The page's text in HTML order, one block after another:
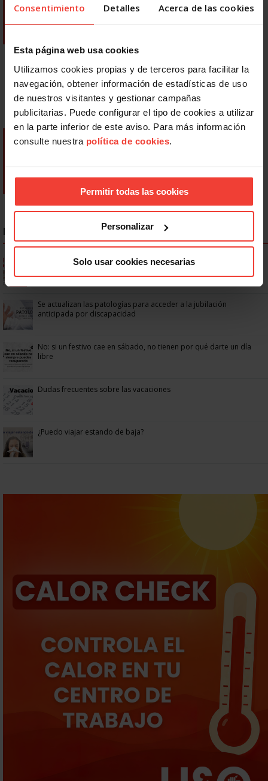
Consentimiento Detalles Acerca de las cookies
Esta página web usa cookies
Utilizamos cookies propias y de terceros para facilitar la
navegación, obtener información de estadísticas de uso
de nuestros visitantes y gestionar campañas
publicitarias. Puede configurar el tipo de cookies a utilizar
en la parte inferior de este aviso. Para más información
consulte nuestra política de cookies.
Permitir todas las cookies
Personalizar
Solo usar cookies necesarias
NOTICIAS MÁS LEÍDAS
Ya os podéis descargar la app de USO
Se actualizan las patologías para acceder a la jubilación
anticipada por discapacidad
No: si un festivo cae en sábado, no tienen por qué darte un día
libre
Dudas frecuentes sobre las vacaciones
¿Puedo viajar estando de baja?